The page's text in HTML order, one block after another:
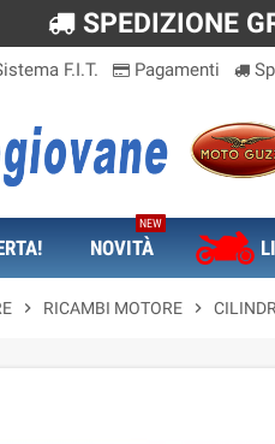
SPEDIZIONE
F.I.T. Pagamenti
NOVITÀ
NEW
chevron_right RICAMBI MOTORE chevron_right